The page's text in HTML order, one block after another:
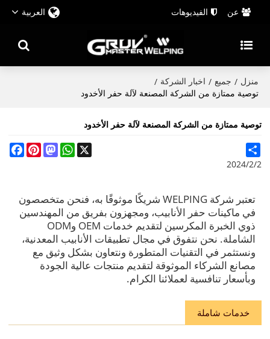
عن الفيديوهات العربية
منزل / جميع / اخبار الشركة /
توصية ممتازة من الشركة المصنعة لآلة حفر الأخدود
توصية ممتازة من الشركة المصنعة لآلة حفر الأخدود
Share
Pinterest
Mastodon
WhatsApp
X
2024/2/2
تعتبر شركة WELPING شريكًا موثوقًا به، فنحن متخصصون
في ماكينات حفر الأنابيب، ومجهزون بفريق من المهندسين
ذوي الخبرة المكرسين لتقديم خدمات OEM وODM
الشاملة. نحن نتفوق في مجال تطبيقات الأنابيب المعدنية،
ونستثمر في التقنيات المتطورة ونتعاون بشكل وثيق مع
مصانع الشركاء الموثوقة لتقديم منتجات عالية الجودة
وبأسعار تنافسية لعملائنا الكرام.
خدمات شاملة